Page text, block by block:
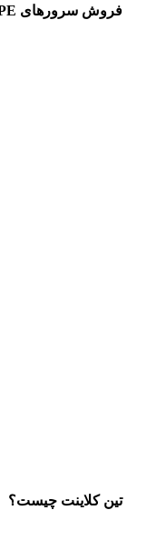
فروش سرورهای HPE
تین کلاینت چیست؟